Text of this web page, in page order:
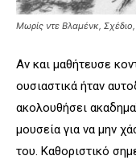
Μωρίς ντε Βλαμένκ,
Αν και μαθήτευσε
ουσιαστικά ήταν
ακολουθήσει
μουσεία για να μην
του. Καθοριστικό